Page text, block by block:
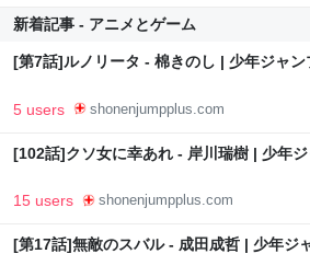
新着記事 - アニメとゲーム
[第7話]ルノリータ - 棉きのし | 少年ジャン
5 users shonenjumpplus.com
[102話]クソ女に幸あれ - 岸川瑞樹 | 少年ジ
15 users shonenjumpplus.com
[第17話]無敵のスバル - 成田成哲 | 少年ジ